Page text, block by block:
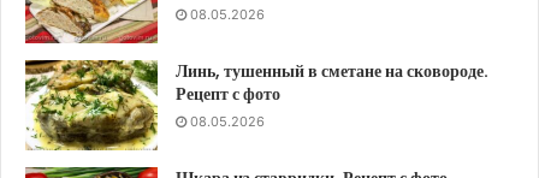
08.05.2026
Линь, тушенный в сметане на сковороде.
Рецепт с фото
08.05.2026